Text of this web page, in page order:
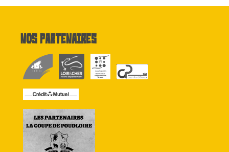
Nos partenaires